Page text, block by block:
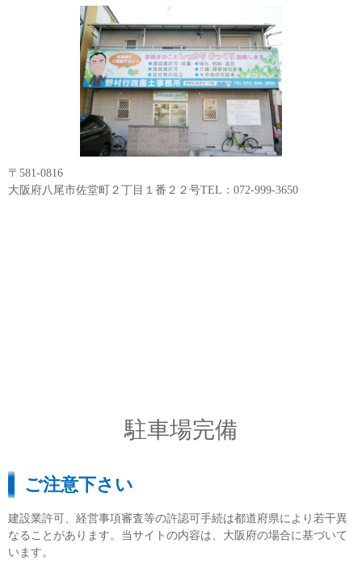
〒581-0816
大阪府八尾市佐堂町２丁目１番２２号TEL：072-999-3650
駐車場完備
ご注意下さい
建設業許可、経営事項審査等の許認可手続は都道府県により若干異
なることがあります。当サイトの内容は、大阪府の場合に基づいて
います。